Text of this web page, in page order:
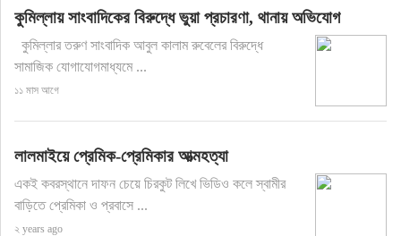
কুমিল্লায় সাংবাদিকের বিরুদ্ধে ভুয়া প্রচারণা, থানায় অভিযোগ
কুমিল্লার তরুণ সাংবাদিক আবুল কালাম রুবেলের বিরুদ্ধে
সামাজিক যোগাযোগমাধ্যমে ...
১১ মাস আগে
লালমাইয়ে প্রেমিক-প্রেমিকার আত্মহত্যা
একই কবরস্থানে দাফন চেয়ে চিরকুট লিখে ভিডিও কলে স্বামীর
বাড়িতে প্রেমিকা ও প্রবাসে ...
২ years ago